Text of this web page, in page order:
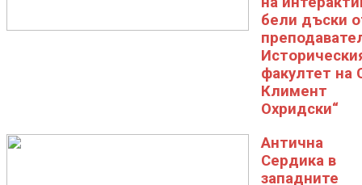
бели дъски
факултет на
Климент
Охридски“
Антична
Сердика в
западните